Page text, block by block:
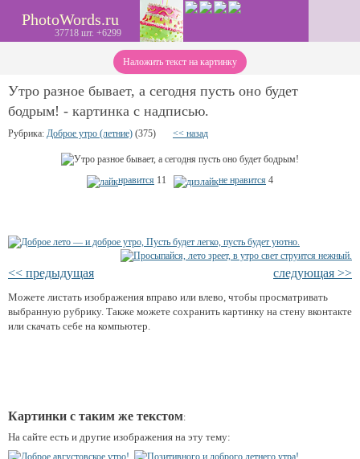
PhotoWords.ru
37718 шт. +6299
Наложить текст на картинку
Утро разное бывает, а сегодня пусть оно будет
бодрым! - картинка с надписью.
Рубрика: Доброе утро (летние) (375) << назад
нравится 11 не нравится 4
<< предыдущая следующая >>
Можете листать изображения вправо или влево, чтобы просматривать
выбранную рубрику. Также можете сохранить картинку на стену вконтакте
или скачать себе на компьютер.
Картинки с таким же текстом:
На сайте есть и другие изображения на эту тему: